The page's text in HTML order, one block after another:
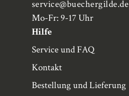
service@buechergilde.de
Mo-Fr: 9-17 Uhr
Hilfe
Service und FAQ
Kontakt
Bestellung und Lieferung